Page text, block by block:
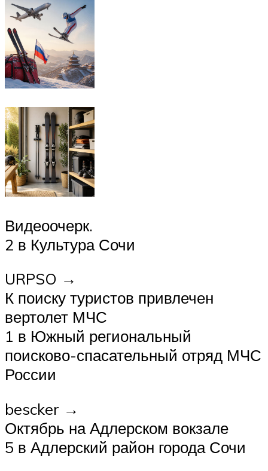
Видеоочерк.
2 в Культура Сочи
URPSO →
К поиску туристов привлечен
вертолет МЧС
1 в Южный региональный
поисково-спасательный отряд МЧС
России
bescker →
Октябрь на Адлерском вокзале
5 в Адлерский район города Сочи